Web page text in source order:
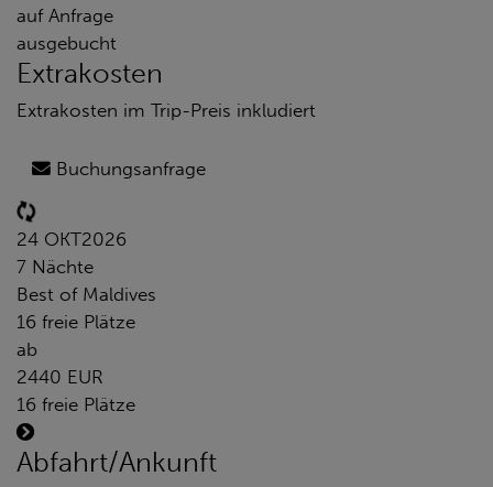
auf Anfrage
ausgebucht
Extrakosten
Extrakosten im Trip-Preis inkludiert
Buchungsanfrage
24 OKT2026
7 Nächte
Best of Maldives
16 freie Plätze
ab
2440 EUR
16 freie Plätze
Abfahrt/Ankunft